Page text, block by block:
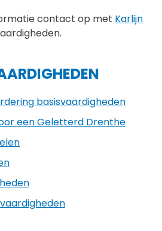
contact op met Karlijn
basisvaardigheden
een Geletterd Drenthe